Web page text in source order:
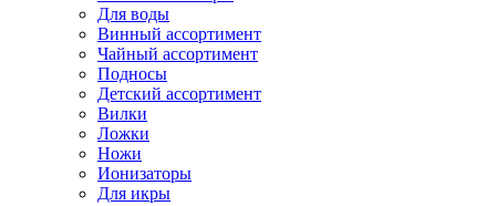
Для воды
Винный ассортимент
Чайный ассортимент
Подносы
Детский ассортимент
Вилки
Ложки
Ножи
Ионизаторы
Для икры